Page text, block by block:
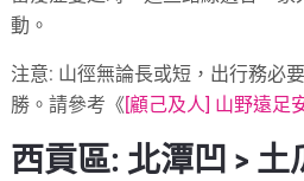
動。
注意: 山徑無論長或短，出行務必
勝。請參考《[顧己及人] 山野遠足
西貢區: 北潭凹 > 土